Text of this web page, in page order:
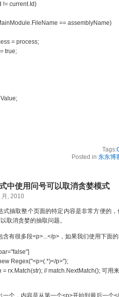
!= current.Id)
== assemblyName)
= process;
true;
Tags:
Posted in 东东博
中使用问号可以取消贪婪模式
月, 2010
式抽取整个页面的特定内容是非常方便的
取消贪婪的抽取问题。
含有很多段<p>...</p>，如果我们使用下面的
Regex("<p>(.*)</p>");
= rx.Match(str); // match.NextMatch(); 可用
一个，内容是从第一个<p>开始到最后一个</